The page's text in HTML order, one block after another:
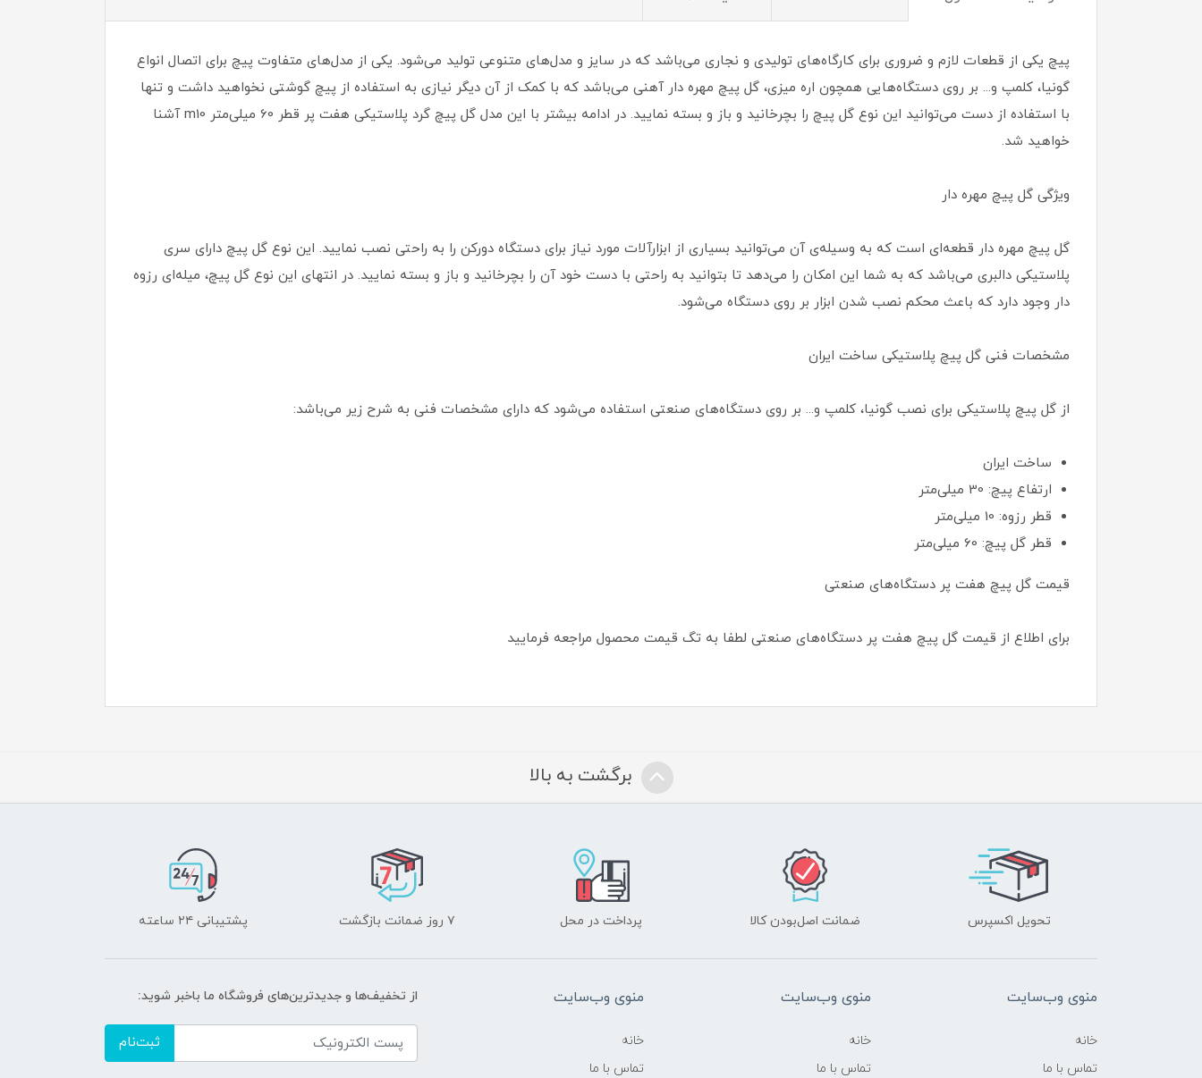
پیچ یکی از قطعات لازم و ضروری برای کارگاه‌های تولیدی و نجاری می‌باشد که در سایز و مدل‌های متنوعی تولید می‌شود. یکی از مدل‌های متفاوت پیچ برای اتصال انواع
گونیا، کلمپ و... بر روی دستگاه‌هایی همچون اره میزی، گل پیچ مهره دار آهنی می‌باشد که با کمک از آن دیگر نیازی به استفاده از پیچ گوشتی نخواهید داشت و تنها
با استفاده از دست می‌توانید این نوع گل پیچ را بچرخانید و باز و بسته نمایید. در ادامه بیشتر با این مدل گل پیچ گرد پلاستیکی هفت پر قطر 60 میلی‌متر m10 آشنا
خواهید شد.
ویژگی گل پیچ مهره دار
گل پیچ مهره دار قطعه‌ای است که به وسیله‌ی آن می‌توانید بسیاری از ابزارآلات مورد نیاز برای دستگاه دورکن را به راحتی نصب نمایید. این نوع گل پیچ دارای سری
پلاستیکی دالبری می‌باشد که به شما این امکان را می‌دهد تا بتوانید به راحتی با دست خود آن را بچرخانید و باز و بسته نمایید. در انتهای این نوع گل پیچ، میله‌ای رزوه
دار وجود دارد که باعث محکم نصب شدن ابزار بر روی دستگاه می‌شود.
مشخصات فنی گل پیچ پلاستیکی ساخت ایران
از گل پیچ پلاستیکی برای نصب گونیا، کلمپ و... بر روی دستگاه‌های صنعتی استفاده می‌شود که دارای مشخصات فنی به شرح زیر می‌باشد:
ساخت ایران
ارتفاع پیچ: 30 میلی‌متر
قطر رزوه: 10 میلی‌متر
قطر گل پیچ: 60 میلی‌متر
قیمت گل پیچ هفت پر دستگاه‌های صنعتی
برای اطلاع از قیمت گل پیچ هفت پر دستگاه‌های صنعتی لطفا به تگ قیمت محصول مراجعه فرمایید
برگشت به بالا
تحویل اکسپرس ضمانت اصل‌بودن کالا پرداخت در محل ۷ روز ضمانت بازگشت پشتیبانی ۲۴ ساعته
منوی وب‌سایت
خانه
تماس با ما
منوی وب‌سایت
خانه
تماس با ما
منوی وب‌سایت
خانه
تماس با ما
از تخفیف‌ها و جدیدترین‌های فروشگاه ما باخبر شوید:
ثبت‌نام